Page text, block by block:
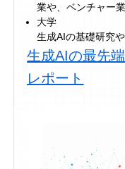
業や、ベンチャー
大学
生成AIの基礎研究
生成AIの最先
レポート